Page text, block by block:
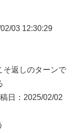
03 12:30:29
そ返しのターンで
日：2025/02/02